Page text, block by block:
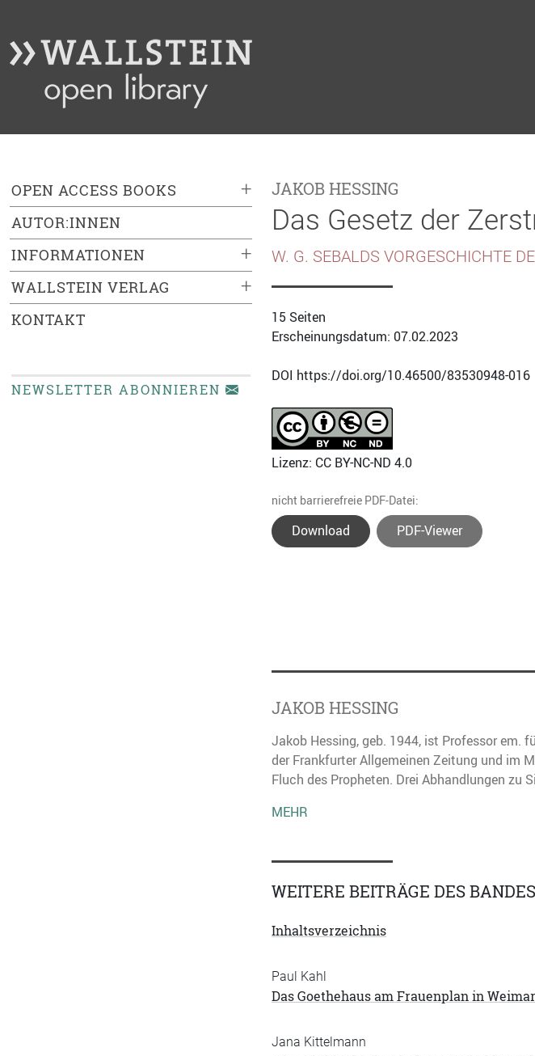
+
OPEN ACCESS BOOKS
AUTOR:INNEN
+
INFORMATIONEN
+
WALLSTEIN VERLAG
KONTAKT
NEWSLETTER ABONNIEREN
JAKOB HESSING
Das Gesetz der
W. G. SEBALDS VORGESCHICHTE
15 Seiten
Erscheinungsdatum: 07.02.2023
DOI https://doi.org/10.46500/83530948-016
Lizenz: CC BY-NC-ND 4.0
nicht barrierefreie PDF-Datei:
Download PDF-Viewer
JAKOB HESSING
Jakob Hessing, geb. 1944, ist Professor em.
der Frankfurter Allgemeinen Zeitung und im
Fluch des Propheten. Drei Abhandlungen zu
MEHR
WEITERE BEITRÄGE DES BANDES
Inhaltsverzeichnis
Paul Kahl
Das Goethehaus am Frauenplan in Weimar
Jana Kittelmann